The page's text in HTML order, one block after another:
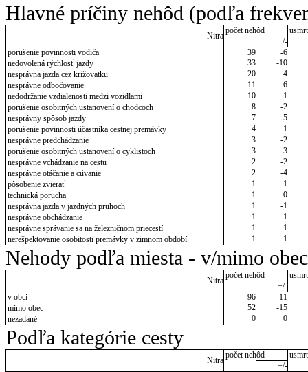
Hlavné príčiny nehôd (podľa
Nitra
počet nehôd
+/-
porušenie povinnosti vodiča
39
-6
nedovolená rýchlosť jazdy
33
-10
nesprávna jazda cez križovatku
20
4
nesprávne odbočovanie
11
6
nedodržanie vzdialenosti medzi vozidlami
10
1
porušenie osobitných ustanovení o chodcoch
8
-2
nesprávny spôsob jazdy
7
5
porušenie povinnosti účastníka cestnej premávky
4
1
nesprávne predchádzanie
3
-2
porušenie osobitných ustanovení o cyklistoch
3
3
nesprávne vchádzanie na cestu
2
-2
nesprávne otáčanie a cúvanie
2
-4
pôsobenie zvierať
1
1
technická porucha
1
0
nesprávna jazda v jazdných pruhoch
1
-1
nesprávne obchádzanie
1
1
nesprávne správanie sa na železničnom priecestí
1
1
nerešpektovanie osobitosti premávky v zimnom období
1 1
Nehody podľa miesta - v/mimo obec
Nitra
počet nehôd
+/-
v obci
96
11
mimo obec
52
-15
nezadané
0 0
Podľa kategórie cesty
Nitra
počet nehôd
+/-